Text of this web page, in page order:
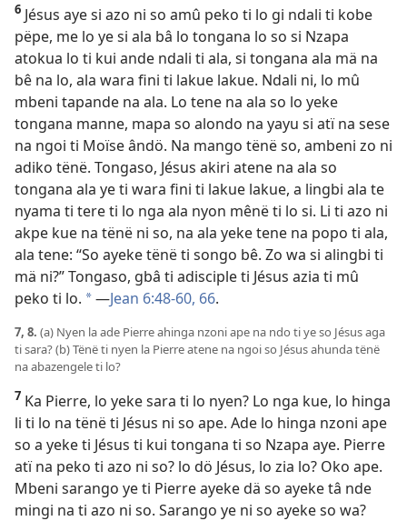
6 Jésus aye si azo ni so amû peko ti lo gi ndali ti kobe
pëpe, me lo ye si ala bâ lo tongana lo so si Nzapa
atokua lo ti kui ande ndali ti ala, si tongana ala mä na
bê na lo, ala wara fini ti lakue lakue. Ndali ni, lo mû
mbeni tapande na ala. Lo tene na ala so lo yeke
tongana manne, mapa so alondo na yayu si atï na sese
na ngoi ti Moïse ândö. Na mango tënë so, ambeni zo ni
adiko tënë. Tongaso, Jésus akiri atene na ala so
tongana ala ye ti wara fini ti lakue lakue, a lingbi ala te
nyama ti tere ti lo nga ala nyon mênë ti lo si. Li ti azo ni
akpe kue na tënë ni so, na ala yeke tene na popo ti ala,
ala tene: “So ayeke tënë ti songo bê. Zo wa si alingbi ti
mä ni?” Tongaso, gbâ ti adisciple ti Jésus azia ti mû
peko ti lo. a—Jean 6:48-60, 66.
7, 8. (a) Nyen la ade Pierre ahinga nzoni ape na ndo ti ye so Jésus aga
ti sara? (b) Tënë ti nyen la Pierre atene na ngoi so Jésus ahunda tënë
na abazengele ti lo?
7 Ka Pierre, lo yeke sara ti lo nyen? Lo nga kue, lo hinga
li ti lo na tënë ti Jésus ni so ape. Ade lo hinga nzoni ape
so a yeke ti Jésus ti kui tongana ti so Nzapa aye. Pierre
atï na peko ti azo ni so? lo dö Jésus, lo zia lo? Oko ape.
Mbeni sarango ye ti Pierre ayeke dä so ayeke tâ nde
mingi na ti azo ni so. Sarango ye ni so ayeke so wa?